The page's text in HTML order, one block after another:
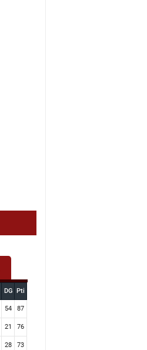
DG Pti
54 87
21 76
28 73